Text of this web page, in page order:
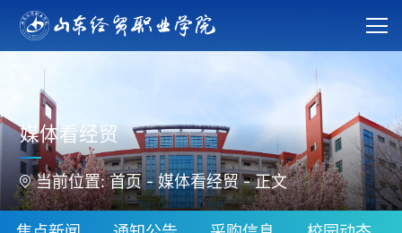
媒体看经贸
当前位置:首页-媒体看经贸-正文